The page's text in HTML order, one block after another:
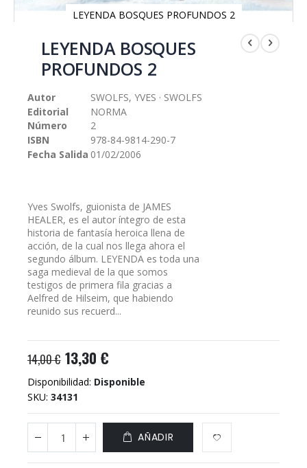
LEYENDA BOSQUES PROFUNDOS 2
comienzo
galería
imágenes
LEYENDA BOSQUES
PROFUNDOS 2
Autor
SWOLFS, YVES · SWOLFS
Editorial
NORMA
Número
2
ISBN
978-84-9814-290-7
Fecha Salida 01/02/2006
Yves Swolfs, guionista de JAMES
HEALER, es el autor íntegro de esta
historia de fantasía heroica llena de
acción, de la cual nos llega ahora el
segundo álbum. LEYENDA es toda una
saga medieval de la que somos
testigos de primera fila gracias a
Aelfred de Hilseim, que habiendo
reunido sus recuerd...
14,00 € 13,30 €
Disponibilidad: Disponible
SKU 34131
AÑADIR